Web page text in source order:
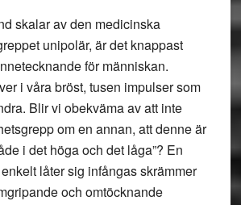
skalar av den medicinska
unipolär, är det knappast
för människan.
i våra bröst, tusen impulser som
Blir vi obekväma av att inte
om en annan, att denne är
i det höga och det låga”? En
låter sig infångas skrämmer
och omtöcknande